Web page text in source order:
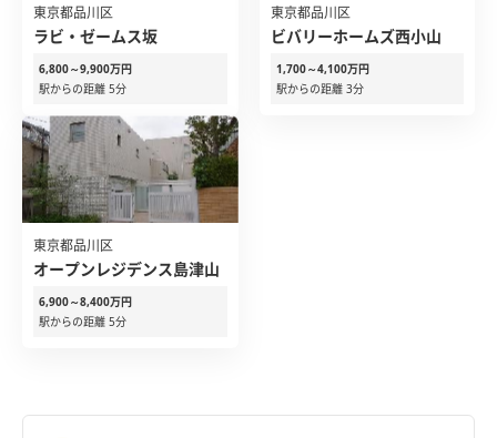
東京都品川区
ラビ・ゼームス坂
6,800～9,900万円
駅からの距離 5分
東京都品川区
ビバリーホームズ西小山
1,700～4,100万円
駅からの距離 3分
東京都品川区
オープンレジデンス島津山
6,900～8,400万円
駅からの距離 5分